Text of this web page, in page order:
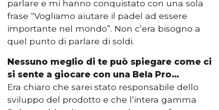
parlare e mi hanno conquistato con una sola
frase “Vogliamo aiutare il padel ad essere
importante nel mondo”. Non c’era bisogno a
quel punto di parlare di soldi.
Nessuno meglio di te può spiegare come ci
si sente a giocare con una Bela Pro…
Era chiaro che sarei stato responsabile dello
sviluppo del prodotto e che l’intera gamma